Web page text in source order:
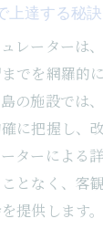
上達する秘訣
レーターは
でを網羅的
の施設では
に把握し、
ターによる
となく、客
提供します